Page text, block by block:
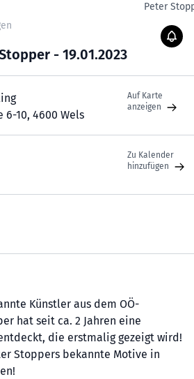
Peter
- 19.01.2023
6-10, 4600 Wels
Auf Karte
anzeigen
Zu Kalender
hinzufügen
Künstler aus dem OÖ-
hat seit ca. 2 Jahren eine
die erstmalig gezeigt wird!
Stoppers bekannte Motive in